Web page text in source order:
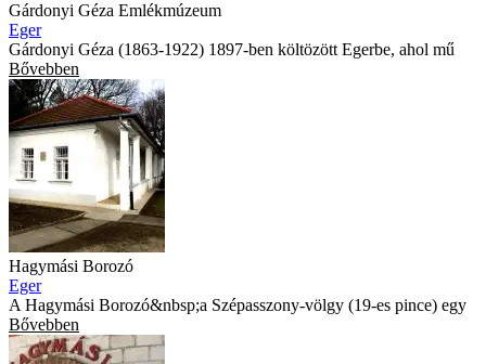
Gárdonyi Géza Emlékmúzeum
Eger
Gárdonyi Géza (1863-1922) 1897-ben költözött Egerbe, ahol mű
Bővebben
Hagymási Borozó
Eger
A Hagymási Borozó&nbsp;a Szépasszony-völgy (19-es pince) egy
Bővebben